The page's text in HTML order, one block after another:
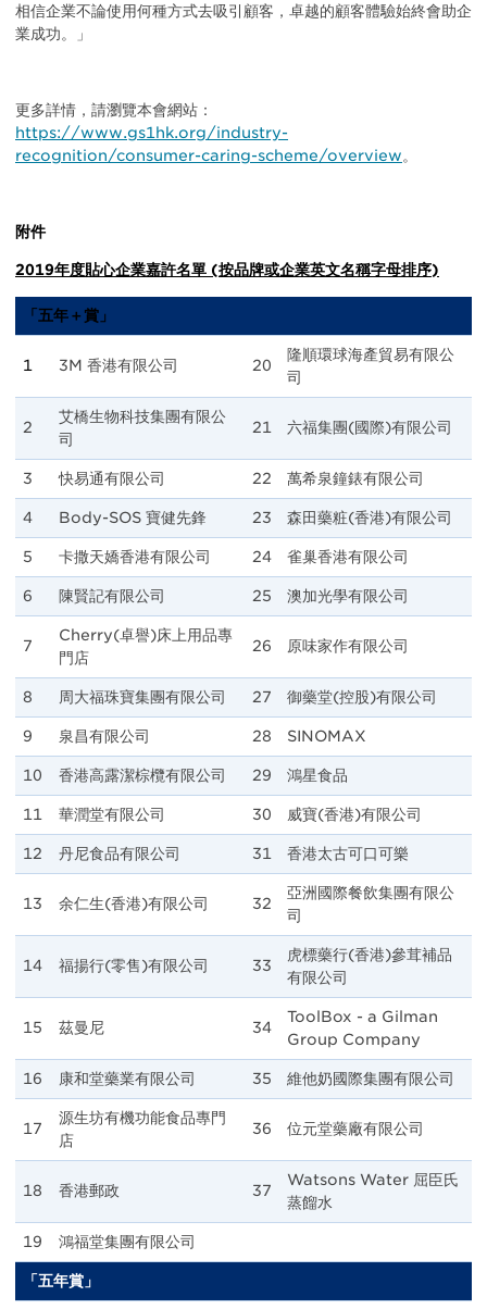
相信企業不論使用何種方式去吸引顧客，卓越的顧客體驗始終會助企
業成功。」
更多詳情，請瀏覽本會網站：
https://www.gs1hk.org/industry-
recognition/consumer-caring-scheme/overview。
附件
2019年度貼心企業嘉許名單 (按品牌或企業英文名稱字母排序)
「五年＋賞」
1 3M 香港有限公司 20
隆順環球海產貿易有限公
司
2
艾橋生物科技集團有限公
司
21 六福集團(國際)有限公司
3 快易通有限公司 22 萬希泉鐘錶有限公司
4 Body-SOS 寶健先鋒 23 森田藥粧(香港)有限公司
5 卡撒天嬌香港有限公司 24 雀巢香港有限公司
6 陳賢記有限公司 25 澳加光學有限公司
7
Cherry(卓譽)床上用品專
門店
26 原味家作有限公司
8 周大福珠寶集團有限公司 27 御藥堂(控股)有限公司
9 泉昌有限公司 28 SINOMAX
10 香港高露潔棕欖有限公司 29 鴻星食品
11 華潤堂有限公司 30 威寶(香港)有限公司
12 丹尼食品有限公司 31 香港太古可口可樂
13 余仁生(香港)有限公司 32
亞洲國際餐飲集團有限公
司
14 福揚行(零售)有限公司 33
虎標藥行(香港)參茸補品
有限公司
15 茲曼尼 34
ToolBox - a Gilman
Group Company
16 康和堂藥業有限公司 35 維他奶國際集團有限公司
17
源生坊有機功能食品專門
店
36 位元堂藥廠有限公司
18 香港郵政 37
Watsons Water 屈臣氏
蒸餾水
19 鴻福堂集團有限公司
「五年賞」